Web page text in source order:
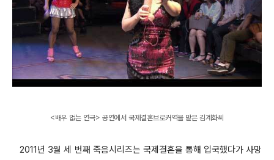
<배우 없는 연극> 공연에서 국제결혼브로커역을 맡은 김계화씨
2011년 3월 세 번째 죽음시리즈는 국제결혼을 통해 입국했다가 사망